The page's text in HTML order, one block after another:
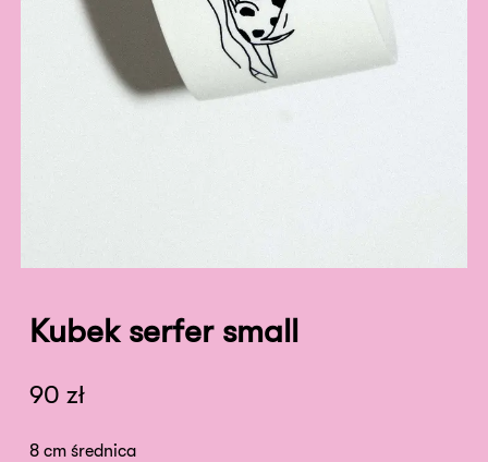
Kubek serfer small
90 zł
8 cm średnica